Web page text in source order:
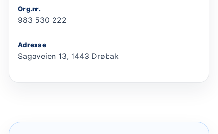
Org.nr.
983 530 222
Adresse
Sagaveien 13, 1443 Drøbak